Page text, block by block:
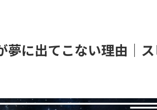
夢に出てこない理由｜